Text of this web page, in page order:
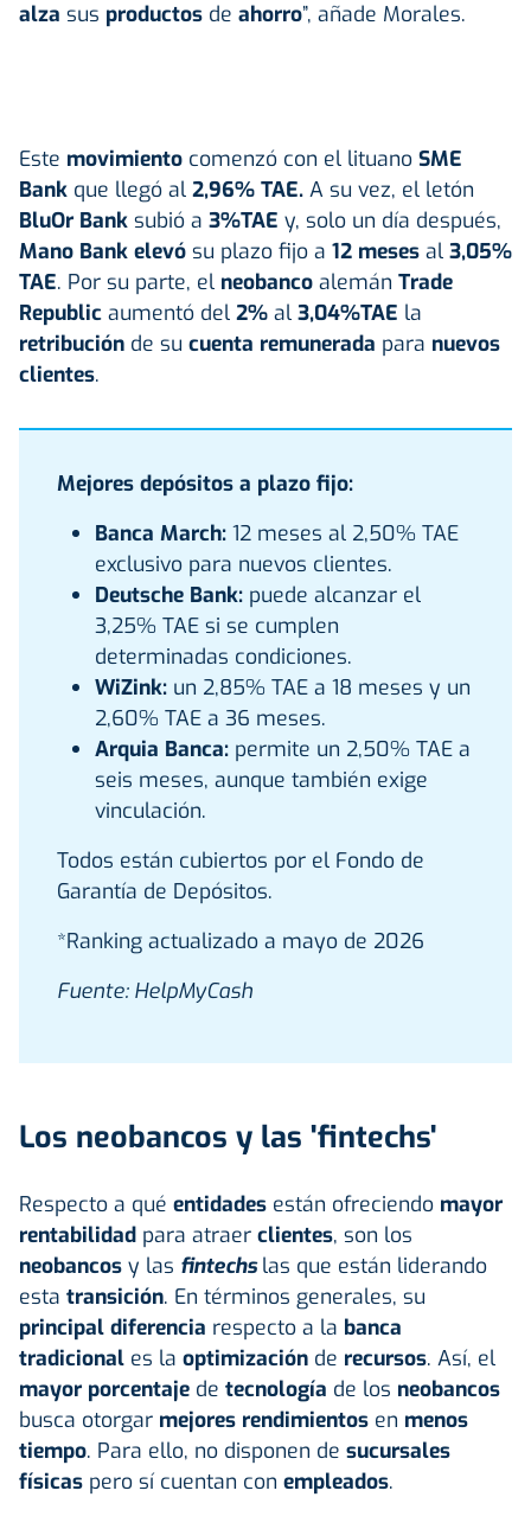
alza sus productos de ahorro”, añade Morales.
Este movimiento comenzó con el lituano SME
Bank que llegó al 2,96% TAE. A su vez, el letón
BluOr Bank subió a 3%TAE y, solo un día después,
Mano Bank elevó su plazo fijo a 12 meses al 3,05%
TAE. Por su parte, el neobanco alemán Trade
Republic aumentó del 2% al 3,04%TAE la
retribución de su cuenta remunerada para nuevos
clientes.
Mejores depósitos a plazo fijo:
Banca March: 12 meses al 2,50% TAE
exclusivo para nuevos clientes.
Deutsche Bank: puede alcanzar el
3,25% TAE si se cumplen
determinadas condiciones.
WiZink: un 2,85% TAE a 18 meses y un
2,60% TAE a 36 meses.
Arquia Banca: permite un 2,50% TAE a
seis meses, aunque también exige
vinculación.
Todos están cubiertos por el Fondo de
Garantía de Depósitos.
*Ranking actualizado a mayo de 2026
Fuente: HelpMyCash
Los neobancos y las 'fintechs'
Respecto a qué entidades están ofreciendo mayor
rentabilidad para atraer clientes, son los
neobancos y las fintechs las que están liderando
esta transición. En términos generales, su
principal diferencia respecto a la banca
tradicional es la optimización de recursos. Así, el
mayor porcentaje de tecnología de los neobancos
busca otorgar mejores rendimientos en menos
tiempo. Para ello, no disponen de sucursales
físicas pero sí cuentan con empleados.